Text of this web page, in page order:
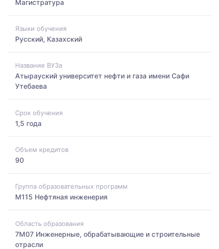
Магистратура
Языки обучения
Русский, Казахский
Название ВУЗа
Атырауский университет нефти и газа имени Сафи
Утебаева
Срок обучения
1,5 года
Объем кредитов
90
Группа образовательных программ
M115 Нефтяная инженерия
Область образования
7M07 Инженерные, обрабатывающие и строительные
отрасли